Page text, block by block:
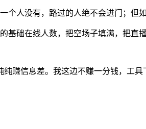
人没有，路过的人绝不会进门；但
础在线人数，把空场子填满，把直
赚信息差。我这边不赚一分钱，工